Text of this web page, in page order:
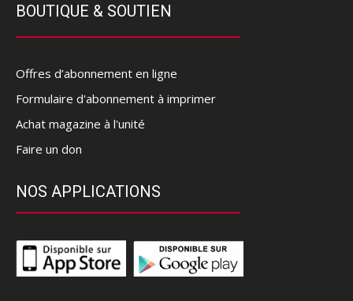
BOUTIQUE & SOUTIEN
Offres d’abonnement en ligne
Formulaire d'abonnement à imprimer
Achat magazine à l'unité
Faire un don
NOS APPLICATIONS